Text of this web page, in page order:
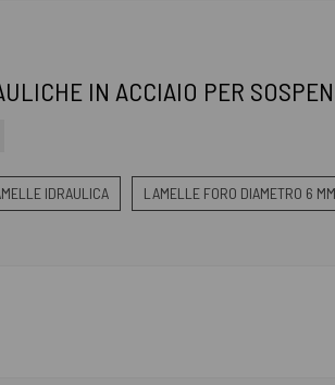
IN ACCIAIO PER
IDRAULICA LAMELLE FORO DIAMETRO 6 MM